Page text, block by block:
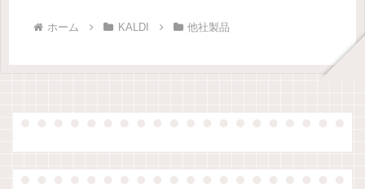
ホーム KALDI 他社製品